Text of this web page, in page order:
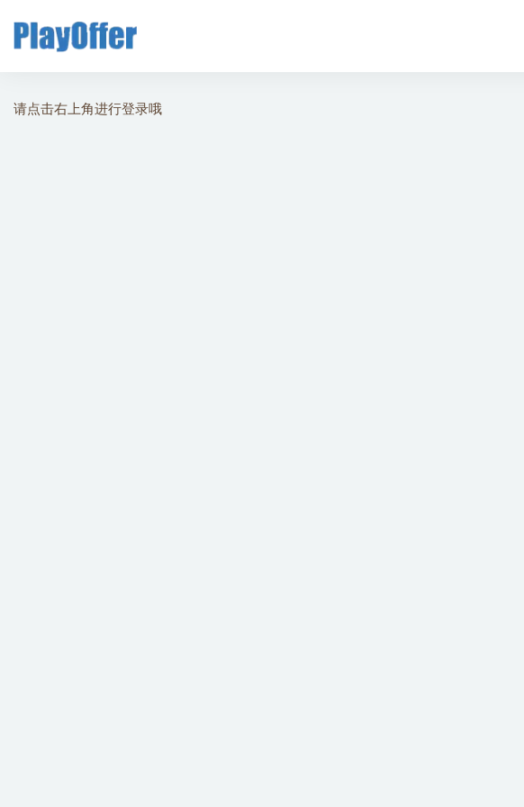
请点击右上角进行登录哦